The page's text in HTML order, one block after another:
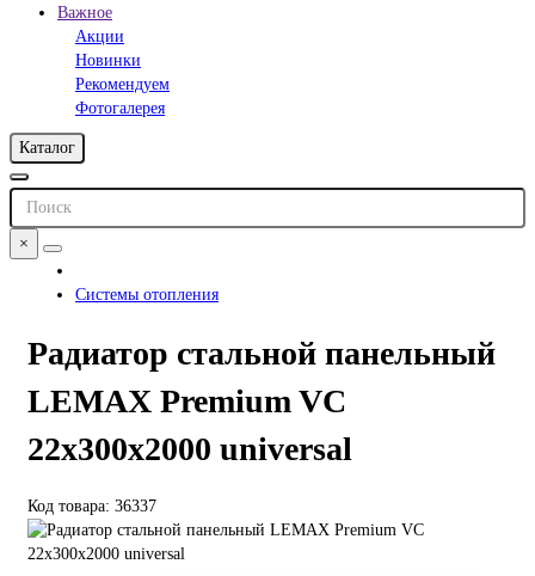
Важное
Акции
Новинки
Рекомендуем
Фотогалерея
Каталог
×
Системы отопления
Радиатор стальной панельный
LEMAX Premium VC
22х300х2000 universal
Код товара: 36337